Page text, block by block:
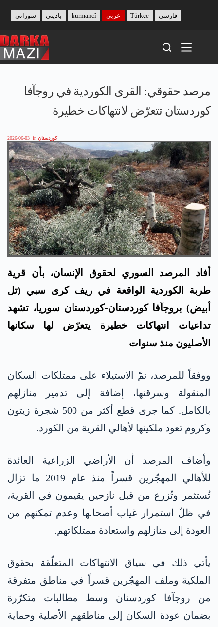
content
بادینی سورانی kurmancî عربي Türkçe فارسی
مرصد حقوقي: القرى الكوردية في روجآفا
كوردستان تتعرّض لانتهاكات خطيرة
2026-06-03 in كوردستان
أفاد المرصد السوري لحقوق الإنسان، بأن قرية
طربة الكوردية الواقعة في ريف كرى سبي (تل
أبيض) بروجآفا كوردستان-كوردستان سوريا، تشهد
تداعيات انتهاكات خطيرة يتعرّض لها سكانها
الأصليون منذ سنوات
ووفقاً للمرصد، تمّ الاستيلاء على ممتلكات السكان
المنقولة وسرقتها، إضافة إلى تدمير منازلهم
بالكامل. كما جرى قطع أكثر من 500 شجرة زيتون
وكروم تعود ملكيتها لأهالي القرية من الكورد.
وأضاف المرصد أن الأراضي الزراعية العائدة
للأهالي المهجّرين قسراً منذ عام 2019 ما تزال
تُستثمر وتُزرع من قبل نازحين يقيمون في القرية،
في ظلّ استمرار غياب أصحابها وعدم تمكنهم من
العودة إلى منازلهم واستعادة ممتلكاتهم.
يأتي ذلك في سياق الانتهاكات المتعلّقة بحقوق
الملكية وملف المهجّرين قسراً في مناطق متفرقة
من روجآفا كوردستان وسط مطالبات متكرّرة
بضمان عودة السكان إلى مناطقهم الأصلية وحماية